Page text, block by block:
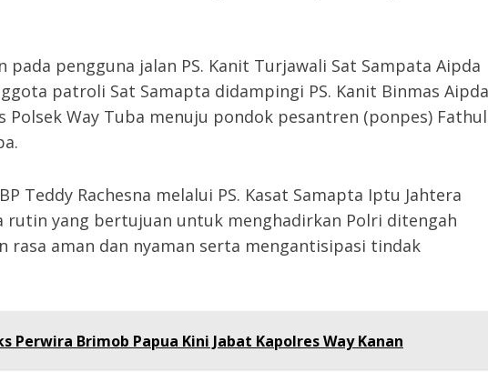
pengguna jalan PS. Kanit Turjawali Sat Sampata Aipda
patroli Sat Samapta didampingi PS. Kanit Binmas Aipda
Polsek Way Tuba menuju pondok pesantren (ponpes) Fathul
Teddy Rachesna melalui PS. Kasat Samapta Iptu Jahtera
rutin yang bertujuan untuk menghadirkan Polri ditengah
rasa aman dan nyaman serta mengantisipasi tindak
Perwira Brimob Papua Kini Jabat Kapolres Way Kanan